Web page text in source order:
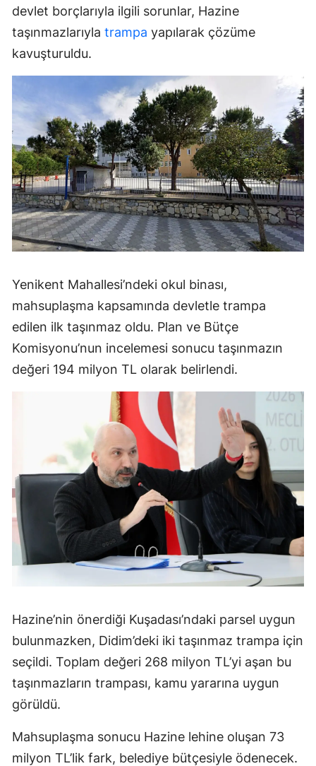
devlet borçlarıyla ilgili sorunlar, Hazine
taşınmazlarıyla trampa yapılarak çözüme
kavuşturuldu.
Yenikent Mahallesi’ndeki okul binası,
mahsuplaşma kapsamında devletle trampa
edilen ilk taşınmaz oldu. Plan ve Bütçe
Komisyonu’nun incelemesi sonucu taşınmazın
değeri 194 milyon TL olarak belirlendi.
Hazine’nin önerdiği Kuşadası’ndaki parsel uygun
bulunmazken, Didim’deki iki taşınmaz trampa için
seçildi. Toplam değeri 268 milyon TL’yi aşan bu
taşınmazların trampası, kamu yararına uygun
görüldü.
Mahsuplaşma sonucu Hazine lehine oluşan 73
milyon TL’lik fark, belediye bütçesiyle ödenecek.